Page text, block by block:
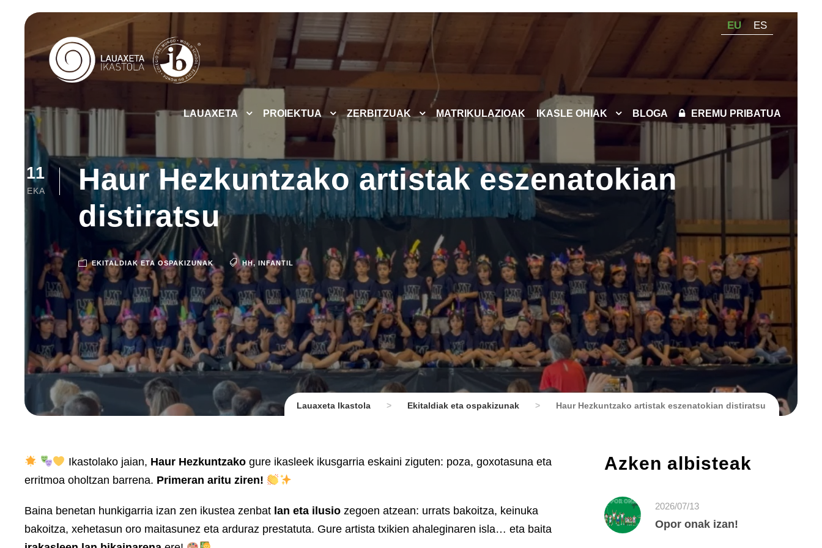
EU ES
LAUAXETA PROIEKTUA ZERBITZUAK MATRIKULAZIOAK IKASLE OHIAK BLOGA EREMU PRIBATUA
11
EKA
Haur Hezkuntzako artistak eszenatokian
distiratsu
EKITALDIAK ETA OSPAKIZUNAK HH, INFANTIL
Lauaxeta Ikastola > Ekitaldiak eta ospakizunak > Haur Hezkuntzako artistak eszenatokian distiratsu
Ikastolako jaian, Haur Hezkuntzakogure ikasleek ikusgarria eskaini ziguten: poza, goxotasuna eta
erritmoa oholtzan barrena. Primeran aritu ziren!
Baina benetan hunkigarria izan zen ikustea zenbat lan eta ilusio zegoen atzean: urrats bakoitza, keinuka
bakoitza, xehetasun oro maitasunez eta arduraz prestatuta. Gure artista txikien ahaleginaren isla… eta baita
Azken albisteak
2026/07/13
Opor onak izan!